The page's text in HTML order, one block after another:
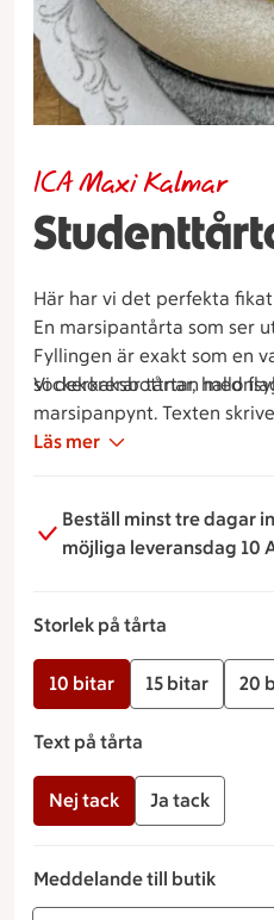
ICA Maxi Kalmar
Här har vi det perfekta
En marsipantårta som ser
Fyllingen är exakt som en
sockerkaksbottnar,
Vi dekorerar tårtan med
marsipanpynt. Texten
man välja helt själv vad
Läs mer
Beställ minst tre dagar
möjliga leveransdag 10
Storlek på tårta
10 bitar 15 bitar 20
Text på tårta
Nej tack Ja tack
Meddelande till butik